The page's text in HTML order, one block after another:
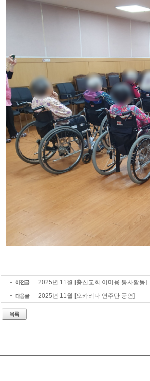
2025년 11월 [충신교회 이미용 봉사활동]
2025년 11월 [오카리나 연주단 공연]